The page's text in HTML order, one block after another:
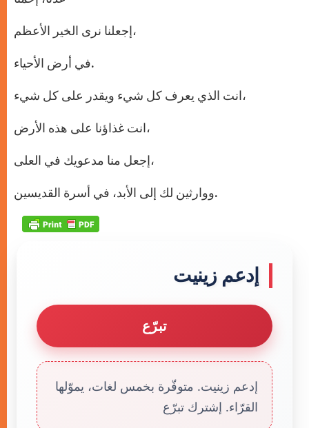
إجعلنا نرى الخير الأعظم،
في أرض الأحياء.
انت الذي يعرف كل شيء ويقدر على كل شيء،
انت غذاؤنا على هذه الأرض،
إجعل منا مدعويك في العلى،
ووارثين لك إلى الأبد، في أسرة القديسين.
إدعم زينيت
تبرّع
إدعم زينيت. متوفّرة بخمس لغات، يموّلها
القرّاء. إشترك تبرّع